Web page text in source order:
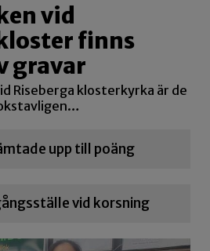
vid
finns
gravar
Riseberga klosterkyrka är de
upp till poäng
vid korsning